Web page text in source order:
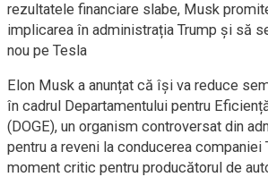
rezultatele financiare slabe, Musk
implicarea în administrația Trump și să
nou pe Tesla
Elon Musk a anunțat că își va reduce
în cadrul Departamentului pentru
(DOGE), un organism controversat din
pentru a reveni la conducerea companiei
moment critic pentru producătorul de